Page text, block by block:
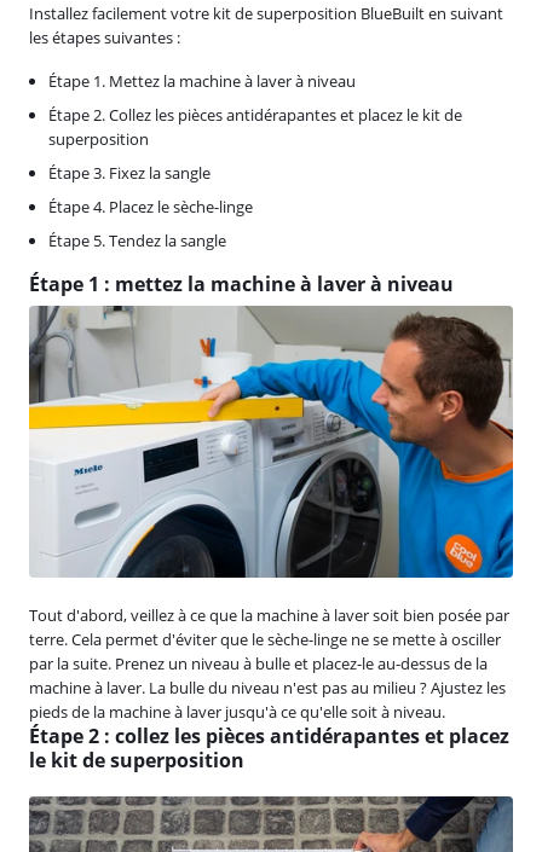
Installez facilement votre kit de superposition BlueBuilt en suivant
les étapes suivantes :
Étape 1. Mettez la machine à laver à niveau
Étape 2. Collez les pièces antidérapantes et placez le kit de
superposition
Étape 3. Fixez la sangle
Étape 4. Placez le sèche-linge
Étape 5. Tendez la sangle
Étape 1 : mettez la machine à laver à niveau
Tout d'abord, veillez à ce que la machine à laver soit bien posée par
terre. Cela permet d'éviter que le sèche-linge ne se mette à osciller
par la suite. Prenez un niveau à bulle et placez-le au-dessus de la
machine à laver. La bulle du niveau n'est pas au milieu ? Ajustez les
pieds de la machine à laver jusqu'à ce qu'elle soit à niveau.
Étape 2 : collez les pièces antidérapantes et placez
le kit de superposition